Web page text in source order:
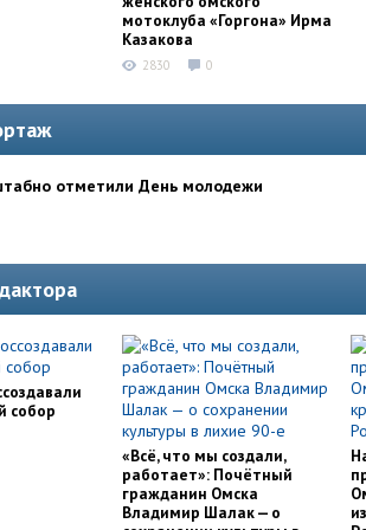
мотоклуба «Горгона» Ирма
Казакова
2830 0
отметили День молодежи
собор
«Всё, что мы создали,
работает»: Почётный
гражданин Омска
Владимир Шалак — о